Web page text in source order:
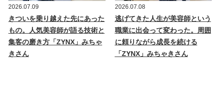
2026.07.09
きついを乗り越えた先にあった
もの。人気美容師が語る技術と
集客の磨き方「ZYNX」みちゃ
きさん
2026.07.08
逃げてきた人生が美容師という
職業に出会って変わった。周囲
に頼りながら成長を続ける
「ZYNX」みちゃきさん